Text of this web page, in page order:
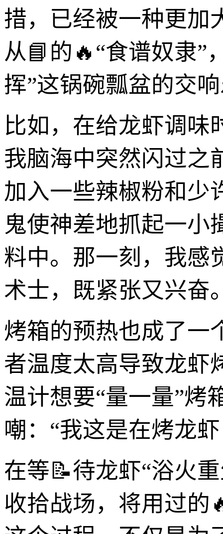
措，已经被一种更加
从📘的🔥“食谱奴隶”
挥”这锅碗瓢盆的交
比如，在给龙虾调味
我脑海中突然闪过之
加入一些辣椒粉和少
鬼使神差地抓起一小
料中。那一刻，我感
术士，既紧张又兴奋
烤箱的预热也成了一
者温度太高导致龙虾
温计想要“量一量”烤
嘲：“我这是在烤龙
在等📝待龙虾“浴火
收拾战场，将用过的